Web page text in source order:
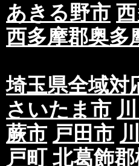
あきる野市
西多摩郡奥多
埼玉県全域対
さいたま市
蕨市 戸田市
戸町 北葛飾